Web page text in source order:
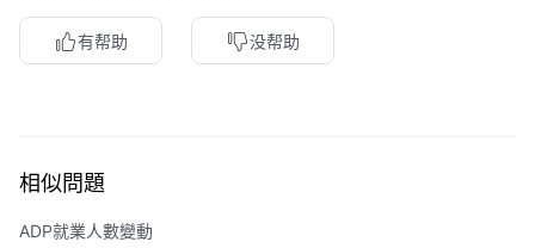
有帮助 没帮助
相似問題
ADP就業人數變動